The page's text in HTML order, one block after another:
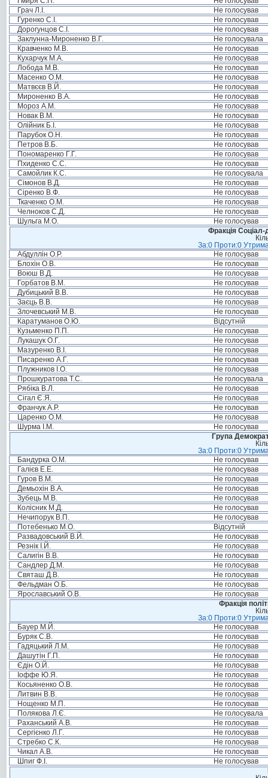
Грач Л.І.
Не голосував
Гуренко С.І.
Не голосував
Дорогунцов С.І.
Не голосував
Заклунна-Мироненко В.Г.
Не голосувала
Кравченко М.В.
Не голосував
Кухарчук М.А.
Не голосував
Лобода М.В.
Не голосував
Масенко О.М.
Не голосував
Матвєєв В.Й.
Не голосував
Мироненко В.А.
Не голосував
Мороз А.М.
Не голосував
Новак В.М.
Не голосував
Олійник Б.І.
Не голосував
Парубок О.Н.
Не голосував
Петров В.Б.
Не голосував
Пономаренко Г.Г.
Не голосував
Пхиденко С.С.
Не голосував
Самойлик К.С.
Не голосувала
Сімонов В.Д.
Не голосував
Сіренко В.Ф.
Не голосував
Ткаченко О.М.
Не голосував
Челноков С.Д.
Не голосував
Шульга М.О.
Не голосував
Фракція Соціал-
За:0 Проти:0
Абдуллін О.Р.
Не голосував
Блохін О.В.
Не голосував
Воюш В.Д.
Не голосував
Горбатов В.М.
Не голосував
Дубицький В.В.
Не голосував
Заєць В.В.
Не голосував
Злочевський М.В.
Не голосував
Каратуманов О.Ю.
Відсутній
Кузьменко П.П.
Не голосував
Лукашук О.Г.
Не голосував
Мазуренко В.І.
Не голосував
Писаренко А.Г.
Не голосував
Плужников І.О.
Не голосував
Прошкуратова Т.С.
Не голосувала
Рябіка В.Л.
Не голосував
Сігал Є.Я.
Не голосував
Франчук А.Р.
Не голосував
Царенко О.М.
Не голосував
Шурма І.М.
Не голосував
Група
За:0 Проти:0
Бандурка О.М.
Не голосував
Галієв Е.Е.
Не голосував
Гуров В.М.
Не голосував
Демьохін В.А.
Не голосував
Зубець М.В.
Не голосував
Колісник М.Д.
Не голосував
Нечипорук В.П.
Не голосував
Потебенько М.О.
Відсутній
Развадовський В.Й.
Не голосував
Резнік І.Й.
Не голосував
Салигін В.В.
Не голосував
Сандлер Д.М.
Не голосував
Святаш Д.В.
Не голосував
Фельдман О.Б.
Не голосував
Ярославський О.В.
Не голосував
Фракція
За:0 Проти:0
Бауер М.Й.
Не голосував
Буряк С.В.
Не голосував
Гадяцький Л.М.
Не голосував
Дашутін Г.П.
Не голосував
Єдін О.Й.
Не голосував
Іоффе Ю.Я.
Не голосував
Косьяненко О.В.
Не голосував
Литвин В.В.
Не голосував
Нощенко М.П.
Не голосував
Полякова Л.Є.
Не голосувала
Раханський А.В.
Не голосував
Сергієнко Л.Г.
Не голосував
Стребко С.К.
Не голосував
Чикал А.В.
Не голосував
Шпиг Ф.І.
Не голосував